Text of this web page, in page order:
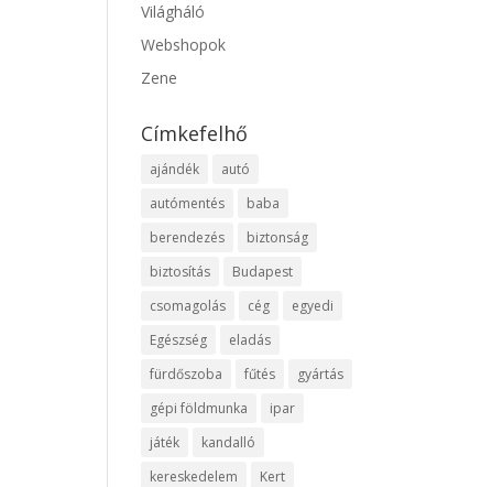
Világháló
Webshopok
Zene
Címkefelhő
ajándék
autó
autómentés
baba
berendezés
biztonság
biztosítás
Budapest
csomagolás
cég
egyedi
Egészség
eladás
fürdőszoba
fűtés
gyártás
gépi földmunka
ipar
játék
kandalló
kereskedelem
Kert